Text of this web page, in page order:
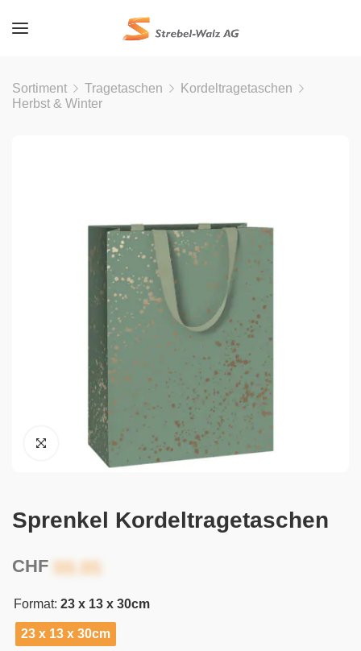
Sortiment Tragetaschen
Kordeltragetaschen
Herbst & Winter
Sprenkel Kordeltragetaschen
CHF
Format: 23 x 13 x 30cm
23 x 13 x 30cm